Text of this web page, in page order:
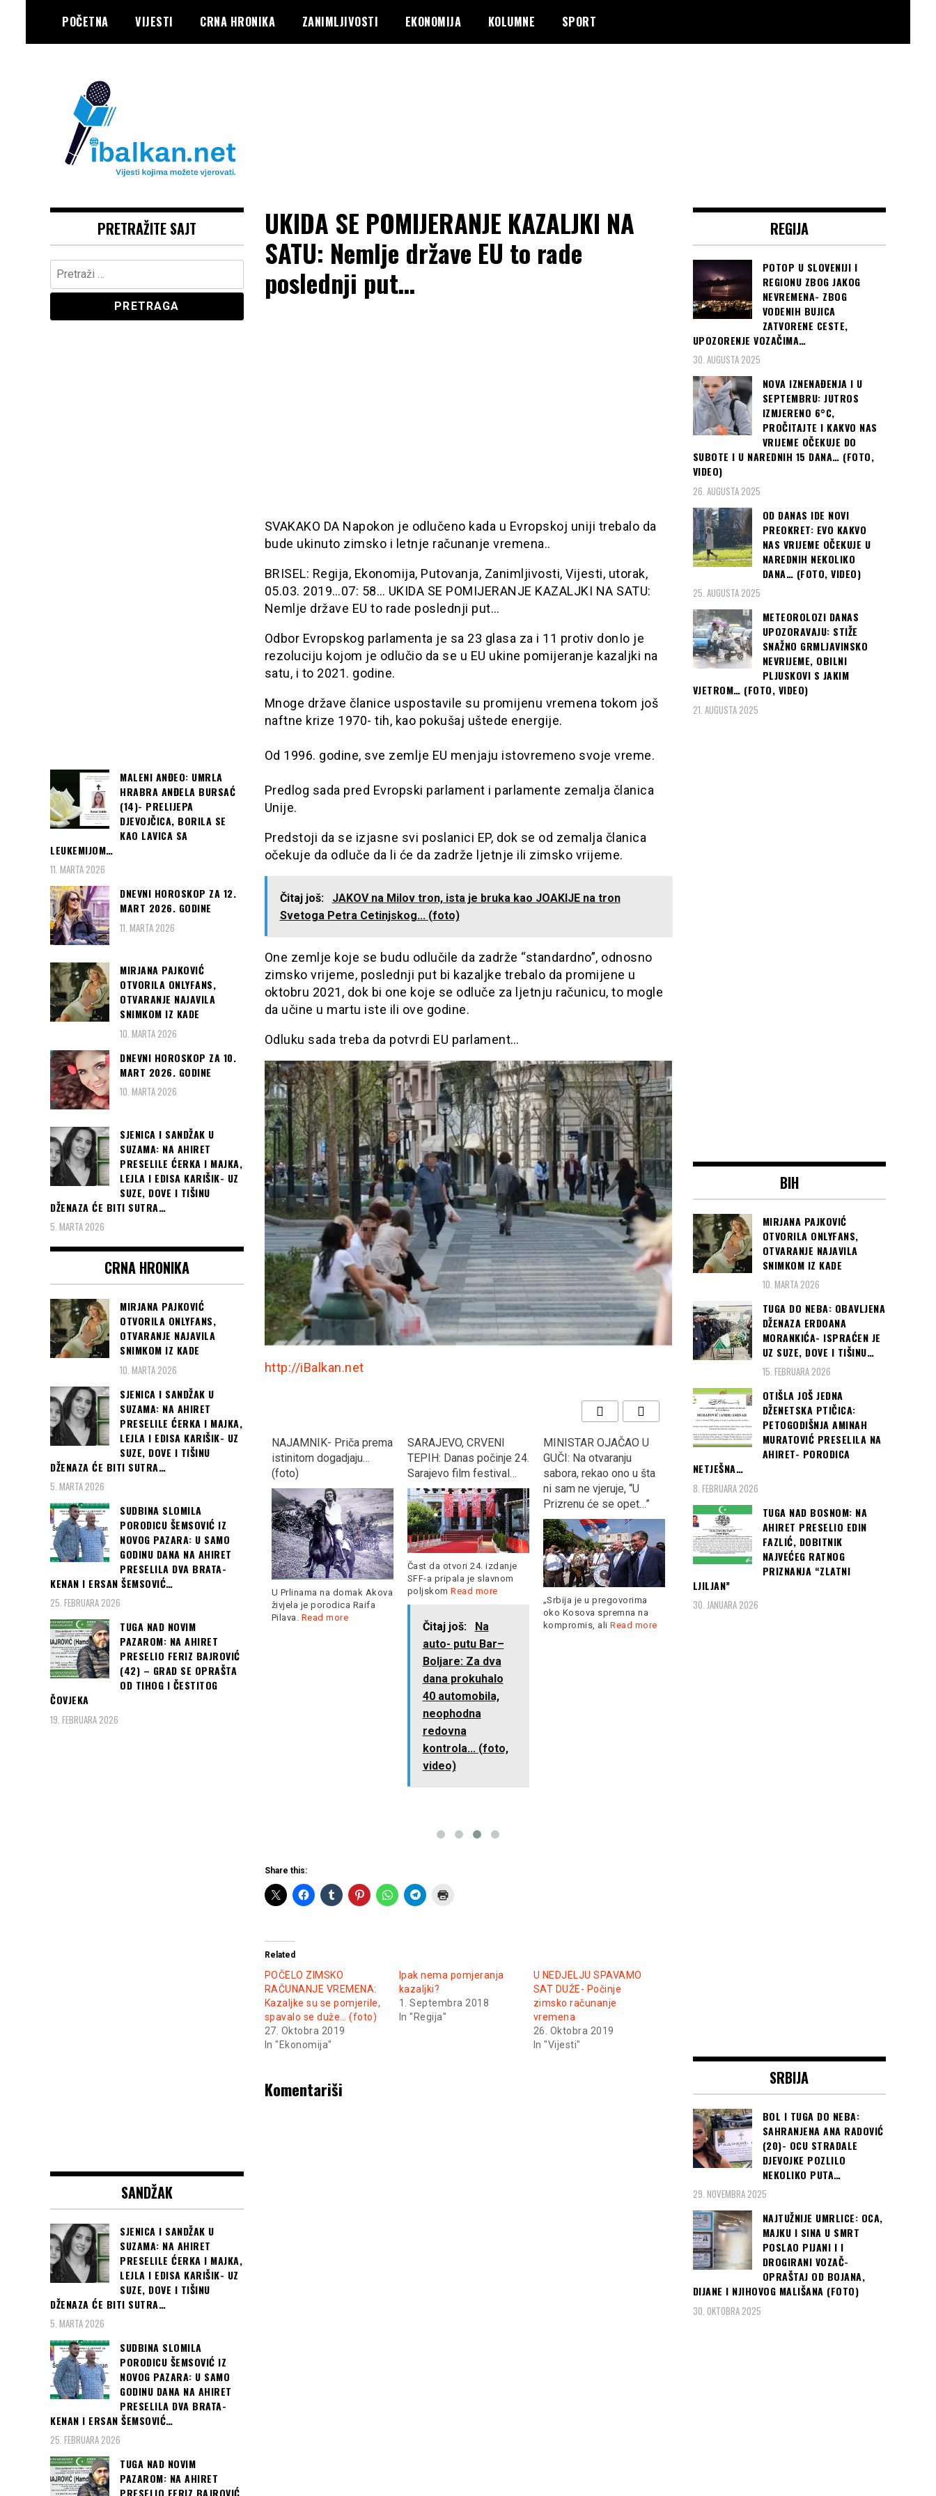
content
POČETNA VIJESTI CRNA HRONIKA ZANIMLJIVOSTI EKONOMIJA KOLUMNE SPORT
IBALKAN
UKIDA SE POMIJERANJE KAZALJKI NA
SATU: Nemlje države EU to rade
poslednji put…
SVAKAKO DA Napokon je odlučeno kada u Evropskoj uniji trebalo da
bude ukinuto zimsko i letnje računanje vremena..
BRISEL: Regija, Ekonomija, Putovanja, Zanimljivosti, Vijesti, utorak,
05.03. 2019…07: 58… UKIDA SE POMIJERANJE KAZALJKI NA SATU:
Nemlje države EU to rade poslednji put…
Odbor Evropskog parlamenta je sa 23 glasa za i 11 protiv donIo je
rezoluciju kojom je odlučio da se u EU ukine pomijeranje kazaljki na
satu, i to 2021. godine.
Mnoge države članice uspostavile su promijenu vremena tokom još
naftne krize 1970- tih, kao pokušaj uštede energije.
Od 1996. godine, sve zemlje EU menjaju istovremeno svoje vreme.
Predlog sada pred Evropski parlament i parlamente zemalja članica
Unije.
Predstoji da se izjasne svi poslanici EP, dok se od zemalja članica
očekuje da odluče da li će da zadrže ljetnje ili zimsko vrijeme.
Čitaj još:
JAKOV na Milov tron, ista je bruka kao JOAKIJE na tron
Svetoga Petra Cetinjskog... (foto)
One zemlje koje se budu odlučile da zadrže “standardno”, odnosno
zimsko vrijeme, poslednji put bi kazaljke trebalo da promijene u
oktobru 2021, dok bi one koje se odluče za ljetnju računicu, to mogle
da učine u martu iste ili ove godine.
Odluku sada treba da potvrdi EU parlament…
http://iBalkan.net
“KOCKASTI” deklasirali
Argentinu s 3:0 i plasirali
se u osminu finala
Svjetskog prvenstva u
Hrvatska je s dvije pobjede
već nakon 2. kola osigurala
NAJAMNIK- Priča prema
istinitom dogadjaju…
(foto)
SARAJEVO, CRVENI
TEPIH: Danas počinje 24.
Sarajevo film festival…
Čast da otvori 24. izdanje
SFF-a pripala je slavnom
poljskomRead more
MINISTAR OJAČAO U
GUČI: Na otvaranju
sabora, rekao ono u šta
ni sam ne vjeruje, “U
Prizrenu će se opet…”
kompromis, ali
Read more
“KOCKASTI” deklasirali
Argentinu s 3:0 i plasirali
se u osminu finala
Svjetskog prvenstva u
Rusiji
Hrvatska je s dvije pobjede
već nakon 2. kola osigurala
Read more
NAJAMNIK- Priča prema
istinitom dogadjaju…
(foto)
U Prlinama na domak Akova
živjela je porodica Raifa
SARAJEVO, CRVENI
TEPIH: Danas počinje 24.
Čast da otvori 24. izdanje
SFF-a pripala je slavnom
Share this:
Related
POČELO ZIMSKO
RAČUNANJE VREMENA:
Kazaljke su se pomjerile,
spavalo se duže… (foto)
27. Oktobra 2019
In "Ekonomija"
Ipak nema pomjeranja
kazaljki?
1. Septembra 2018
In "Regija"
U NEDJELJU SPAVAMO
SAT DUŽE- Počinje
zimsko računanje
vremena
26. Oktobra 2019
In "Vijesti"
Komentariši
PRETRAŽITE SAJT
Pretraga:
MALENI ANĐEO: UMRLA
HRABRA ANĐELA BURSAĆ
(14)- PRELIJEPA
DJEVOJČICA, BORILA SE
KAO LAVICA SA
LEUKEMIJOM…
11. MARTA 2026
DNEVNI HOROSKOP ZA 12.
MART 2026. GODINE
11. MARTA 2026
MIRJANA PAJKOVIĆ
OTVORILA ONLYFANS,
OTVARANJE NAJAVILA
SNIMKOM IZ KADE
10. MARTA 2026
DNEVNI HOROSKOP ZA 10.
MART 2026. GODINE
10. MARTA 2026
SJENICA I SANDŽAK U
SUZAMA: NA AHIRET
PRESELILE ĆERKA I MAJKA,
LEJLA I EDISA KARIŠIK- UZ
SUZE, DOVE I TIŠINU
DŽENAZA ĆE BITI SUTRA…
5. MARTA 2026
CRNA HRONIKA
MIRJANA PAJKOVIĆ
OTVORILA ONLYFANS,
OTVARANJE NAJAVILA
SNIMKOM IZ KADE
10. MARTA 2026
SJENICA I SANDŽAK U
SUZAMA: NA AHIRET
PRESELILE ĆERKA I MAJKA,
LEJLA I EDISA KARIŠIK- UZ
SUZE, DOVE I TIŠINU
DŽENAZA ĆE BITI SUTRA…
5. MARTA 2026
SUDBINA SLOMILA
PORODICU ŠEMSOVIĆ IZ
NOVOG PAZARA: U SAMO
GODINU DANA NA AHIRET
PRESELILA DVA BRATA-
KENAN I ERSAN ŠEMSOVIĆ…
25. FEBRUARA 2026
TUGA NAD NOVIM
PAZAROM: NA AHIRET
PRESELIO FERIZ BAJROVIĆ
(42) – GRAD SE OPRAŠTA
OD TIHOG I ČESTITOG
ČOVJEKA
19. FEBRUARA 2026
SANDŽAK
SJENICA I SANDŽAK U
SUZAMA: NA AHIRET
PRESELILE ĆERKA I MAJKA,
LEJLA I EDISA KARIŠIK- UZ
SUZE, DOVE I TIŠINU
DŽENAZA ĆE BITI SUTRA…
5. MARTA 2026
SUDBINA SLOMILA
PORODICU ŠEMSOVIĆ IZ
NOVOG PAZARA: U SAMO
GODINU DANA NA AHIRET
PRESELILA DVA BRATA-
KENAN I ERSAN ŠEMSOVIĆ…
25. FEBRUARA 2026
TUGA NAD NOVIM
PAZAROM: NA AHIRET
REGIJA
POTOP U SLOVENIJI I
REGIONU ZBOG JAKOG
NEVREMENA- ZBOG
VODENIH BUJICA
ZATVORENE CESTE,
UPOZORENJE VOZAČIMA…
30. AUGUSTA 2025
NOVA IZNENAĐENJA I U
SEPTEMBRU: JUTROS
IZMJERENO 6°C,
PROČITAJTE I KAKVO NAS
VRIJEME OČEKUJE DO
SUBOTE I U NAREDNIH 15 DANA… (FOTO,
VIDEO)
26. AUGUSTA 2025
OD DANAS IDE NOVI
PREOKRET: EVO KAKVO
NAS VRIJEME OČEKUJE U
NAREDNIH NEKOLIKO
DANA… (FOTO, VIDEO)
25. AUGUSTA 2025
METEOROLOZI DANAS
UPOZORAVAJU: STIŽE
SNAŽNO GRMLJAVINSKO
NEVRIJEME, OBILNI
PLJUSKOVI S JAKIM
VJETROM… (FOTO, VIDEO)
21. AUGUSTA 2025
BIH
MIRJANA PAJKOVIĆ
OTVORILA ONLYFANS,
OTVARANJE NAJAVILA
SNIMKOM IZ KADE
10. MARTA 2026
TUGA DO NEBA: OBAVLJENA
DŽENAZA ERDOANA
MORANKIĆA- ISPRAĆEN JE
UZ SUZE, DOVE I TIŠINU…
15. FEBRUARA 2026
OTIŠLA JOŠ JEDNA
DŽENETSKA PTIČICA:
PETOGODIŠNJA AMINAH
MURATOVIĆ PRESELILA NA
AHIRET- PORODICA
NETJEŠNA…
8. FEBRUARA 2026
TUGA NAD BOSNOM: NA
AHIRET PRESELIO EDIN
FAZLIĆ, DOBITNIK
NAJVEĆEG RATNOG
PRIZNANJA “ZLATNI
LJILJAN”
30. JANUARA 2026
SRBIJA
BOL I TUGA DO NEBA:
SAHRANJENA ANA RADOVIĆ
(20)- OCU STRADALE
DJEVOJKE POZLILO
NEKOLIKO PUTA…
29. NOVEMBRA 2025
NAJTUŽNIJE UMRLICE: OCA,
MAJKU I SINA U SMRT
POSLAO PIJANI I I
DROGIRANI VOZAČ-
OPRAŠTAJ OD BOJANA,
DIJANE I NJIHOVOG MALIŠANA (FOTO)
30. OKTOBRA 2025